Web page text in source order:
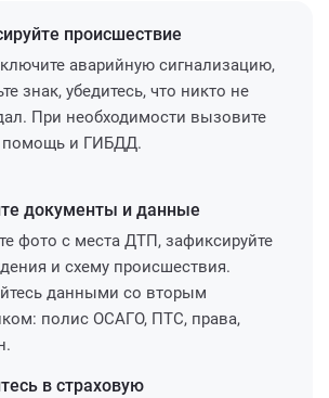
происшествие
аварийную сигнализацию,
знак, убедитесь, что никто не
При необходимости вызовите
помощь и ГИБДД.
документы и данные
фото с места ДТП, зафиксируйте
и схему происшествия.
данными со вторым
полис ОСАГО, ПТС, права,
в страховую